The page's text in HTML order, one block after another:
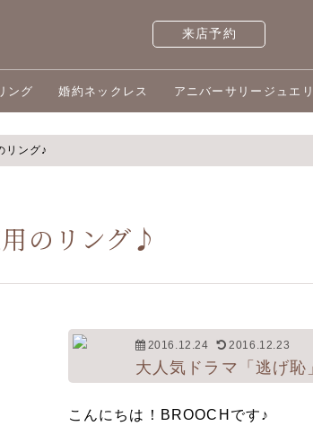
来店予約
ング 婚約ネックレス アニバーサリージュエ
リング♪
のリング♪
2016.12.24 2016.12.23
大人気ドラマ「逃げ恥
こんにちは！BROOCHです♪